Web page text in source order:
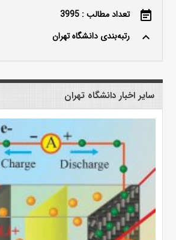
event_note تعداد مطالب : 3995
keyboard_arrow_up رتبه‌بندی دانشگاه تهران
سایر اخبار دانشگاه تهران